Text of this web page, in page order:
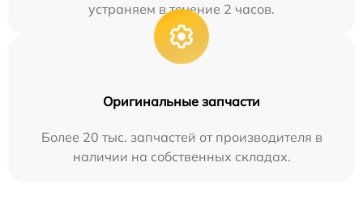
устраняем в течение 2 часов.
Оригинальные запчасти
Более 20 тыс. запчастей от производителя в
наличии на собственных складах.